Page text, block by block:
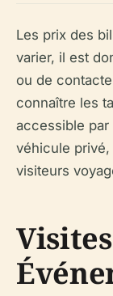
Les prix des
varier, il est
ou de
connaître les
accessible
véhicule
visiteurs